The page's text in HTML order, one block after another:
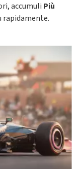
accumuli Più
rapidamente.